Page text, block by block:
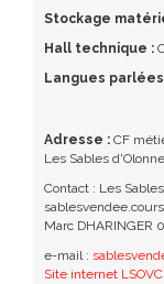
Stockage
Hall technique :
Langues
Adresse : CF
Les Sables d'Olonne
Contact : Les
Marc DHARINGER
e-mail :
Site internet